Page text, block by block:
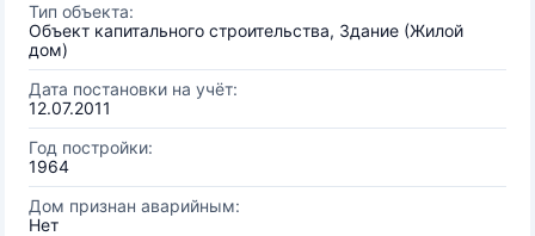
Тип объекта:
Объект капитального строительства, Здание (Жилой
дом)
Дата постановки на учёт:
12.07.2011
Год постройки:
1964
Дом признан аварийным:
Нет